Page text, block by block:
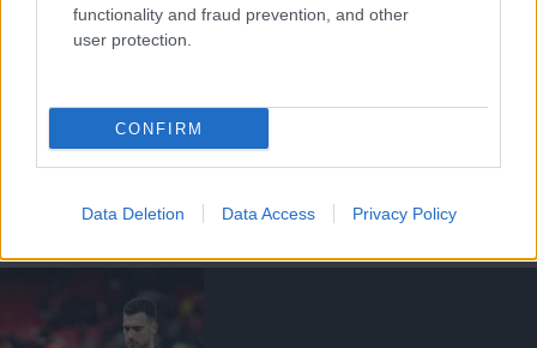
functionality and fraud prevention, and other
user protection.
CONFIRM
Data Deletion Data Access Privacy Policy
Kapcsolódó hírek